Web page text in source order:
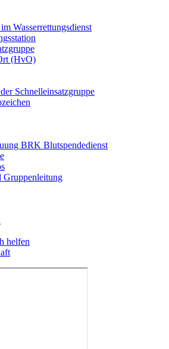
Wasserrettungsdienst
(HvO)
Schnelleinsatzgruppe
BRK Blutspendedienst
Gruppenleitung
helfen